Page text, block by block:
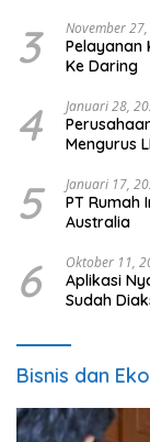
3 November
Pelayanan
Ke Daring
4 Januari 28,
Mengurus
5 Januari 17,
PT Rumah
Australia
6 Oktober 11,
Aplikasi
Sudah
Bisnis dan